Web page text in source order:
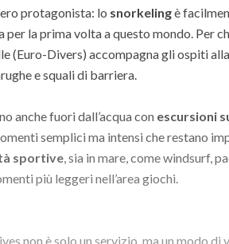
protagonista: lo snorkelingè
per la prima volta a questo mondo. Per
(Euro-Divers) accompagna gli ospiti
e squali di barriera.
anche fuori dall’acqua con escursioni
semplici ma intensi che restano
sportive, sia in mare, come windsurf,
più leggeri nell’area giochi.
non è solo un servizio, ma un modo di